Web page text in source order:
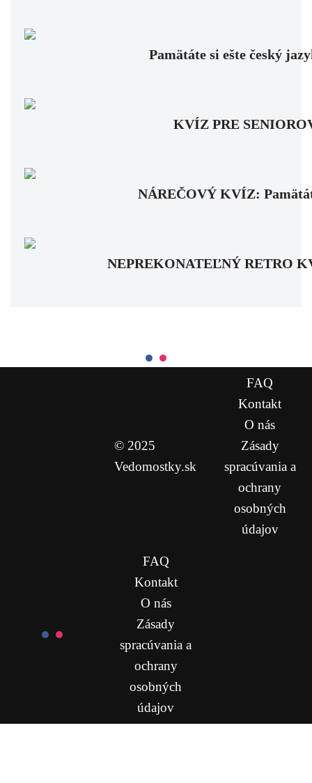
Pamätáte si ešte český
KVÍZ PRE
NÁREČOVÝ KVÍZ:
NEPREKONATEĽNÝ RETRO
© 2025
Vedomostky.sk
FAQ
Kontakt
O nás
Zásady
spracúvania a
ochrany
osobných
údajov
FAQ
Kontakt
O nás
Zásady
spracúvania a
ochrany
osobných
údajov